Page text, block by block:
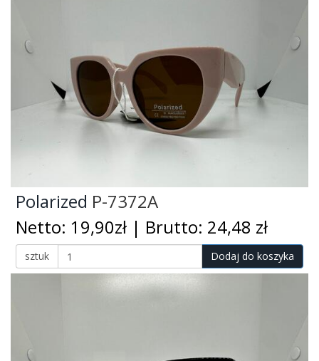
Polarized P-7372A
Netto: 19,90zł | Brutto: 24,48 zł
sztuk Dodaj do koszyka